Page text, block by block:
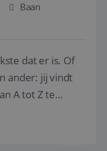
Baan
dat er is. Of
ander: jij vindt
A tot Z te
plekjes op